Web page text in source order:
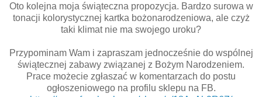
Oto kolejna moja świąteczna propozycja. Bardzo surowa w
tonacji kolorystycznej kartka bożonarodzeniowa, ale czyż
taki klimat nie ma swojego uroku?
Przypominam Wam i zapraszam jednocześnie do wspólnej
świątecznej zabawy związanej z Bożym Narodzeniem.
Prace możecie zgłaszać w komentarzach do postu
ogłoszeniowego na profilu sklepu na FB.